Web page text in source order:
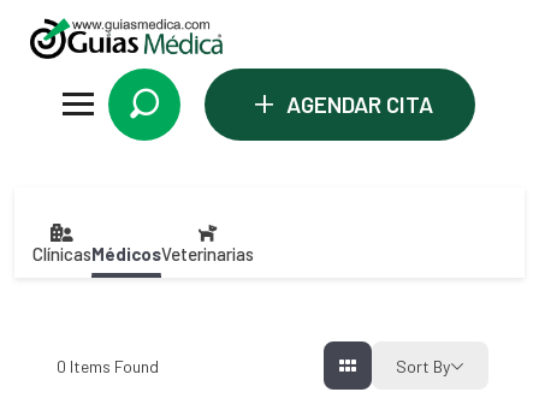
+ AGENDAR CITA
ClínicasMédicosVeterinarias
0 Items Found Sort By